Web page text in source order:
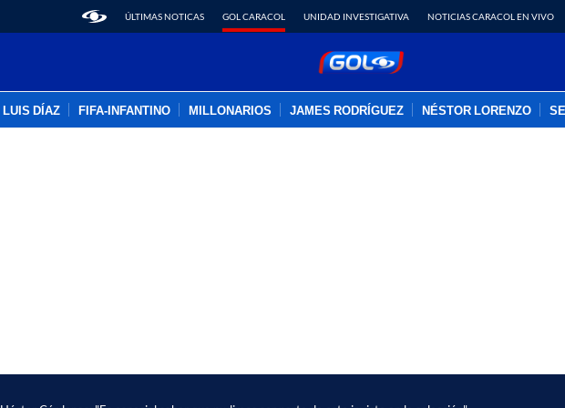
ÚLTIMAS NOTICAS GOL CARACOL UNIDAD INVESTIGATIVA NOTICIAS CARACOL EN VIVO
LUIS DÍAZ FIFA-INFANTINO MILLONARIOS JAMES RODRÍGUEZ NÉSTOR LORENZO